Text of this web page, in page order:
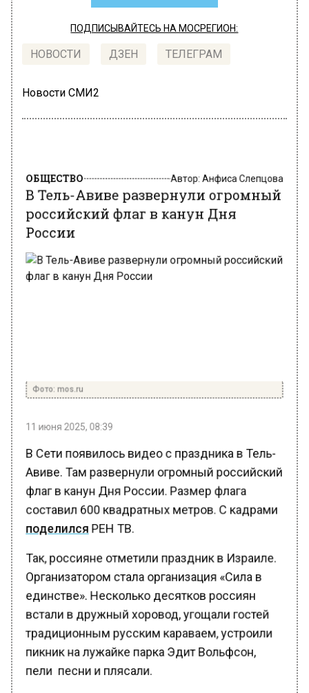
ПОДПИСЫВАЙТЕСЬ НА МОСРЕГИОН:
НОВОСТИ ДЗЕН ТЕЛЕГРАМ
Новости СМИ2
В Тель-Авиве развернули огромный
российский флаг в канун Дня
России
В Сети появилось видео с праздника в Тель-
Авиве. Там развернули огромный российский
флаг в канун Дня России. Размер флага
составил 600 квадратных метров. С кадрами
поделилсяРЕН ТВ.
Так, россияне отметили праздник в Израиле.
Организатором стала организация «Сила в
единстве». Несколько десятков россиян
встали в дружный хоровод, угощали гостей
традиционным русским караваем, устроили
пикник на лужайке парка Эдит Вольфсон,
пели песни и плясали.